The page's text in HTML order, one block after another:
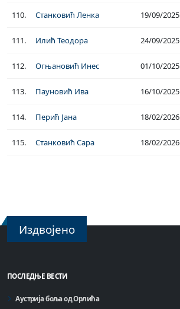
110. Станковић Ленка 19/09/2025
111. Илић Теодора 24/09/2025
112. Огњановић Инес 01/10/2025
113. Пауновић Ива 16/10/2025
114. Перић Јана 18/02/2026
115. Станковић Сара 18/02/2026
Издвојено
ПОСЛЕДЊЕ ВЕСТИ
Аустрија боља од Орлића